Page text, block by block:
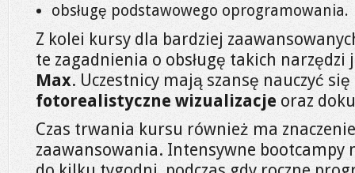
obsługę podstawowego oprogramowania.
Z kolei kursy dla bardziej
te zagadnienia o obsługę takich narzędzi
Max. Uczestnicy mają szansę nauczyć
fotorealistyczne wizualizacje oraz
Czas trwania kursu również ma
zaawansowania. Intensywne